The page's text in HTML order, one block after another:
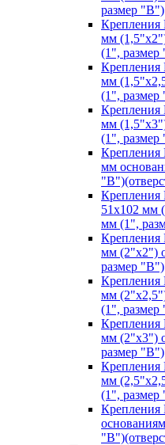
размер "B")
Крепления
мм
(1",
Крепления
мм
(1",
Крепления
мм
(1",
Крепления
мм
51х102 мм
мм (1",
Крепления
мм (2"х2")
размер "B")
Крепления
мм
(1",
Крепления
мм (2"х3")
размер "B")
Крепления
мм
(1",